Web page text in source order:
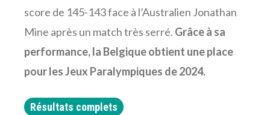
score de 145-143 face à l’Australien Jonathan
Mine après un match très serré. Grâce à sa
performance, la Belgique obtient une place
pour les Jeux Paralympiques de 2024.
Résultats complets